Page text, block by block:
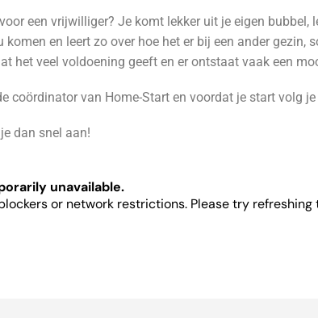
een vrijwilliger? Je komt lekker uit je eigen bubbel,
en leert zo over hoe het er bij een ander gezin,
het veel voldoening geeft en er ontstaat vaak een
coördinator van Home-Start en voordat je start volg
dan snel aan!
unavailable.
or network restrictions. Please try